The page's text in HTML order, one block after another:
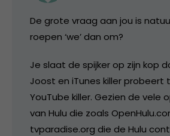
De grote vraag aan jou is
roepen ‘we’ dan om?
Je slaat de spijker op zijn kop
Joost en iTunes killer probeert
YouTube killer. Gezien de vele
van Hulu die zoals
tvparadise.org die de Hulu